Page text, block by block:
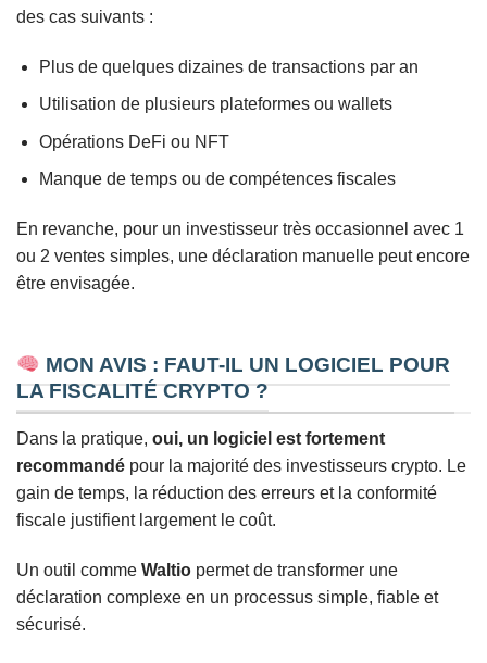
des cas suivants :
Plus de quelques dizaines de transactions par an
Utilisation de plusieurs plateformes ou wallets
Opérations DeFi ou NFT
Manque de temps ou de compétences fiscales
En revanche, pour un investisseur très occasionnel avec 1
ou 2 ventes simples, une déclaration manuelle peut encore
être envisagée.
MON AVIS : FAUT-IL UN LOGICIEL POUR
LA FISCALITÉ CRYPTO ?
Dans la pratique, oui, un logiciel est fortement
recommandé pour la majorité des investisseurs crypto. Le
gain de temps, la réduction des erreurs et la conformité
fiscale justifient largement le coût.
Un outil comme Waltio permet de transformer une
déclaration complexe en un processus simple, fiable et
sécurisé.